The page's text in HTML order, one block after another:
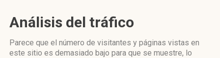
Análisis del tráfico
Parece que el número de visitantes y páginas vistas en
este sitio es demasiado bajo para que se muestre, lo